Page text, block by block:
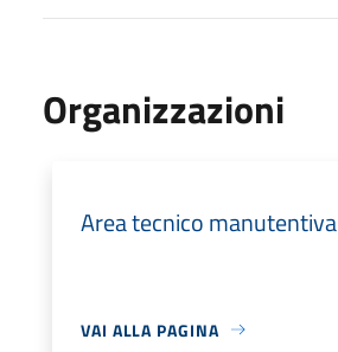
Organizzazioni
Area tecnico manutentiva
VAI ALLA PAGINA